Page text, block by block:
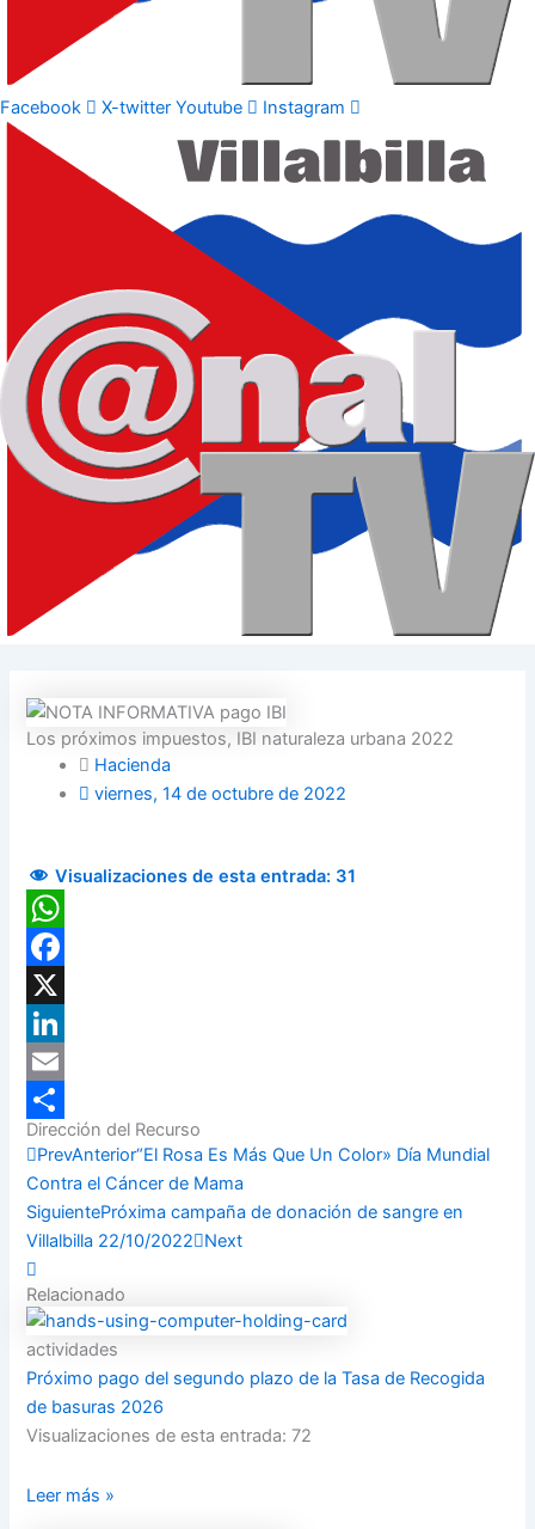
Facebook X-twitter Youtube Instagram
Los próximos impuestos, IBI naturaleza urbana 2022
Hacienda
viernes, 14 de octubre de 2022
Visualizaciones de esta entrada: 31
WhatsApp
Facebook
X
LinkedIn
Email
Compartir
Dirección del Recurso
PrevAnterior“El Rosa Es Más Que Un Color» Día Mundial
Contra el Cáncer de Mama
SiguientePróxima campaña de donación de sangre en
Villalbilla 22/10/2022
Next
Relacionado
actividades
Próximo pago del segundo plazo de la Tasa de Recogida
de basuras 2026
Visualizaciones de esta entrada: 72
Leer más »